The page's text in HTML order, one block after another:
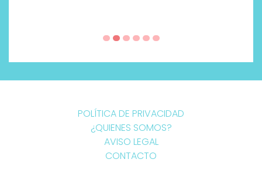
POLÍTICA DE PRIVACIDAD
¿QUIENES SOMOS?
AVISO LEGAL
CONTACTO